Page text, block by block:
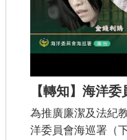
在臺中的幸福角落
為推廣廉潔及法紀
洋委員會海巡署（